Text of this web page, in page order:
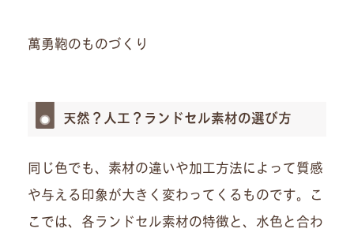
萬勇鞄のものづくり
天然？人工？ランドセル素材の選び方
同じ色でも、素材の違いや加工方法によって質感
や与える印象が大きく変わってくるものです。こ
こでは、各ランドセル素材の特徴と、水色と合わ